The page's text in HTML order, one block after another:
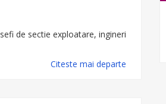
de sectie exploatare, ingineri
Citeste mai departe